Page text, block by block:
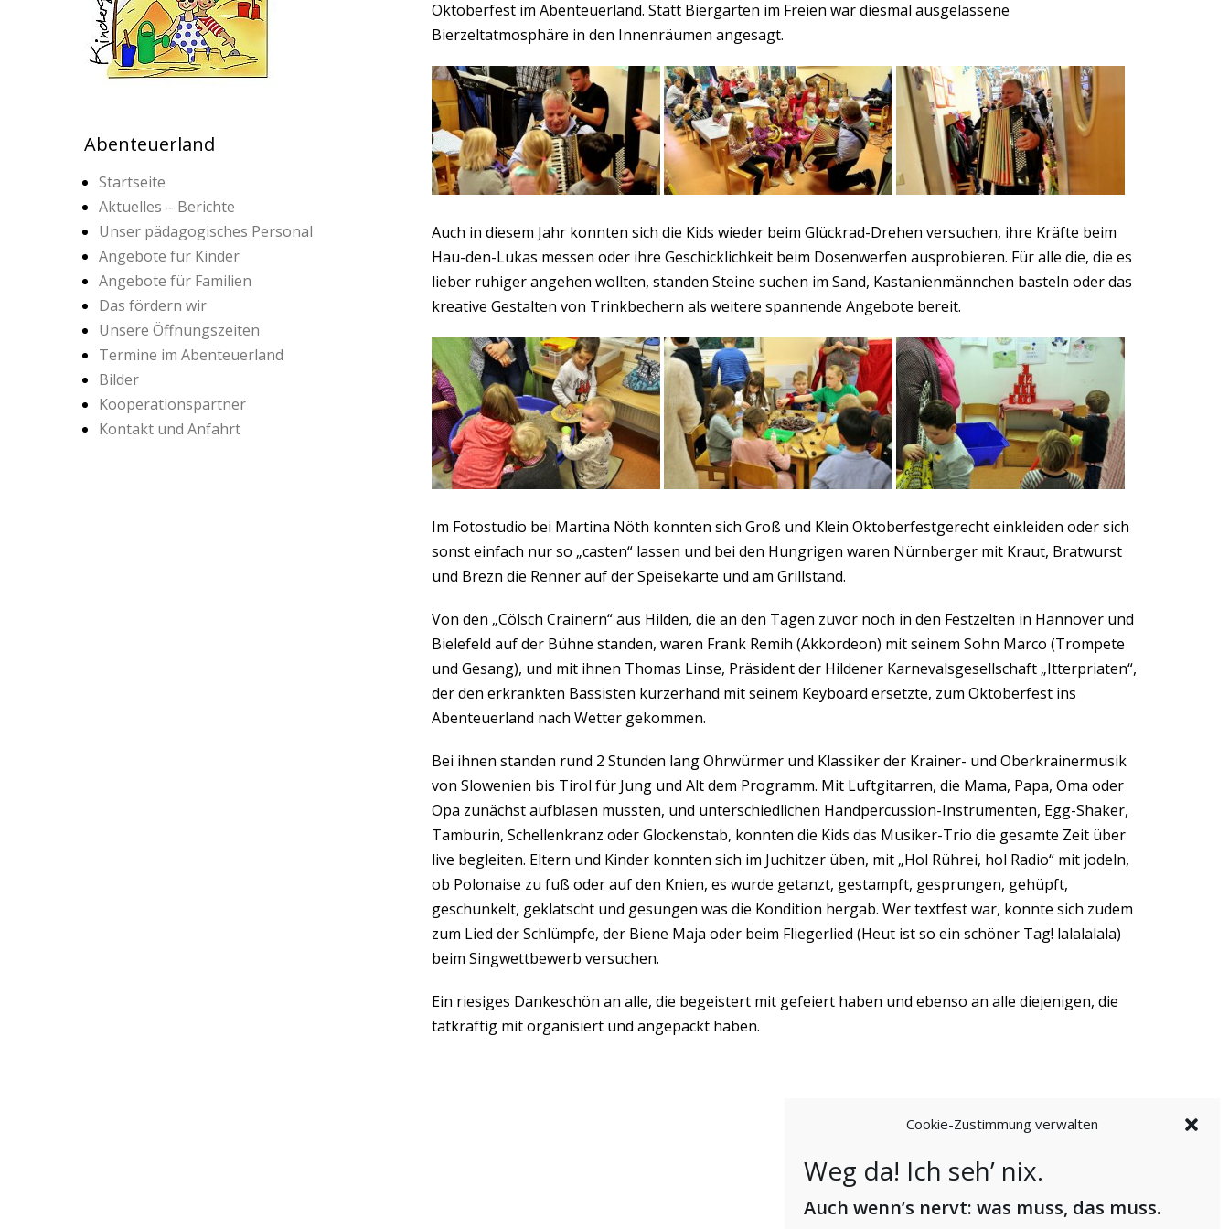
Cookie-Zustimmung verwalten
Weg da! Ich seh’ nix.
Auch wenn’s nervt: was muss, das muss.
Oktoberfest im Abenteuerland. Statt Biergarten im Freien war diesmal ausgelassene
Bierzeltatmosphäre in den Innenräumen angesagt.
Auch in diesem Jahr konnten sich die Kids wieder beim Glückrad-Drehen versuchen, ihre Kräfte beim
Hau-den-Lukas messen oder ihre Geschicklichkeit beim Dosenwerfen ausprobieren. Für alle die, die es
lieber ruhiger angehen wollten, standen Steine suchen im Sand, Kastanienmännchen basteln oder das
kreative Gestalten von Trinkbechern als weitere spannende Angebote bereit.
Im Fotostudio bei Martina Nöth konnten sich Groß und Klein Oktoberfestgerecht einkleiden oder sich
sonst einfach nur so „casten“ lassen und bei den Hungrigen waren Nürnberger mit Kraut, Bratwurst
und Brezn die Renner auf der Speisekarte und am Grillstand.
Von den „Cölsch Crainern“ aus Hilden, die an den Tagen zuvor noch in den Festzelten in Hannover und
Bielefeld auf der Bühne standen, waren Frank Remih (Akkordeon) mit seinem Sohn Marco (Trompete
und Gesang), und mit ihnen Thomas Linse, Präsident der Hildener Karnevalsgesellschaft „Itterpriaten“,
der den erkrankten Bassisten kurzerhand mit seinem Keyboard ersetzte, zum Oktoberfest ins
Abenteuerland nach Wetter gekommen.
Bei ihnen standen rund 2 Stunden lang Ohrwürmer und Klassiker der Krainer- und Oberkrainermusik
von Slowenien bis Tirol für Jung und Alt dem Programm. Mit Luftgitarren, die Mama, Papa, Oma oder
Opa zunächst aufblasen mussten, und unterschiedlichen Handpercussion-Instrumenten, Egg-Shaker,
Tamburin, Schellenkranz oder Glockenstab, konnten die Kids das Musiker-Trio die gesamte Zeit über
live begleiten. Eltern und Kinder konnten sich im Juchitzer üben, mit „Hol Rührei, hol Radio“ mit jodeln,
ob Polonaise zu fuß oder auf den Knien, es wurde getanzt, gestampft, gesprungen, gehüpft,
geschunkelt, geklatscht und gesungen was die Kondition hergab. Wer textfest war, konnte sich zudem
zum Lied der Schlümpfe, der Biene Maja oder beim Fliegerlied (Heut ist so ein schöner Tag! lalalalala)
beim Singwettbewerb versuchen.
Ein riesiges Dankeschön an alle, die begeistert mit gefeiert haben und ebenso an alle diejenigen, die
tatkräftig mit organisiert und angepackt haben.
Abenteuerland
Startseite
Aktuelles – Berichte
Unser pädagogisches Personal
Angebote für Kinder
Angebote für Familien
Das fördern wir
Unsere Öffnungszeiten
Termine im Abenteuerland
Bilder
Kooperationspartner
Kontakt und Anfahrt